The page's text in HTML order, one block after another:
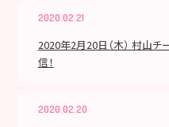
2020.02.21
2020年2月20日（木） 村山チ
信！
2020.02.20